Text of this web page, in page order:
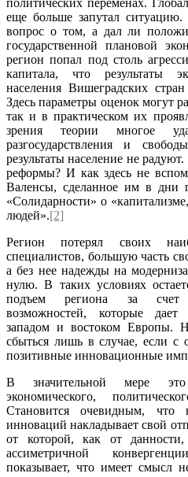
еще больше запутал
вопрос о том, а дал ли
государственной плановой
регион попал под столь
капитала, что результаты
населения Вишеградских
Здесь параметры оценок могут
так и в практическом их
зрения теории многое
разгосударствления и
результаты население не
реформы? И как здесь не
Валенсы, сделанное им в дни
«Солидарности» о
людей».[2]
Регион потерял своих
специалистов, большую часть
а без нее надежды на
нулю. В таких условиях
подъем региона за счет
возможностей, которые
западом и востоком Европы.
сбыться лишь в случае, если с
позитивные инновационные
В значительной мере
экономического,
Становится очевидным,
инноваций накладывает свой
от которой, как от
ассиметричной
показывает, что имеет смысл